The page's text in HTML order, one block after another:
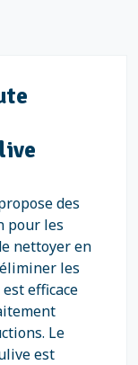
des
pour les
nettoyer en
les
efficace
Le
est